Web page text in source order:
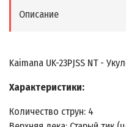
Описание
Kaimana UK-23PJSS NT -
Характеристики:
Количество струн: 4